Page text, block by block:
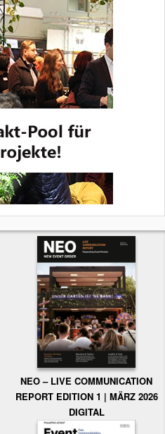
NEO – LIVE COMMUNICATION
REPORT EDITION 1 | MÄRZ 2026
DIGITAL